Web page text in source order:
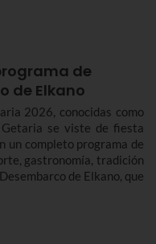
de
de Elkano
2026, conocidas como
se viste de fiesta
un completo programa de
gastronomía, tradición
de Elkano, que